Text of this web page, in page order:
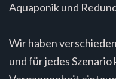
Aquaponik und
Wir haben
und für jedes